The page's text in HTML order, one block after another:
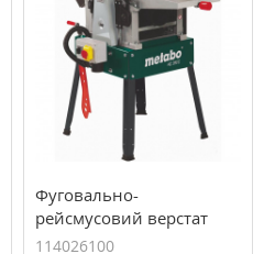
Фуговально-
рейсмусовий верстат
Metabo HC 260 C/2,8 DNB
114026100